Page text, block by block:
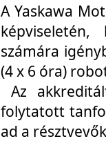
A Yaskawa
számára
(4 x 6 óra)
Az
folytatott
ad a